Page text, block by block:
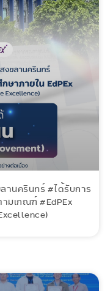
นครินทร์ #ได้รับการ
มเกณฑ์ #EdPEx